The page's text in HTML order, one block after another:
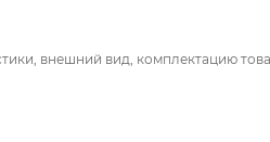
внешний вид, комплектацию